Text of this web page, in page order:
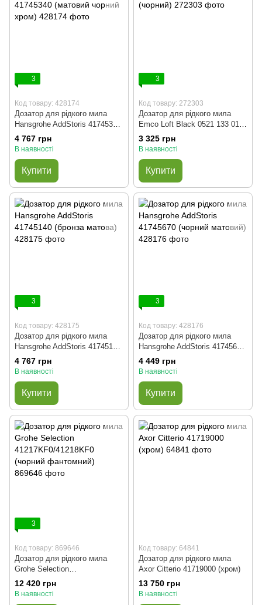
3
Код товару: 428174
Дозатор для рідкого мила
Hansgrohe AddStoris 41745340
(матовий чорний хром)
4 767 грн
В наявності
Купити
3
Код товару: 272303
Дозатор для рідкого мила
Emco Loft Black 0521 133 01
(чорний)
3 325 грн
В наявності
Купити
3
Код товару: 428175
Дозатор для рідкого мила
Hansgrohe AddStoris 41745140
(бронза матова)
4 767 грн
В наявності
Купити
3
Код товару: 428176
Дозатор для рідкого мила
Hansgrohe AddStoris 41745670
(чорний матовий)
4 449 грн
В наявності
Купити
3
Код товару: 869646
Дозатор для рідкого мила
Grohe Selection
41217KF0/41218KF0 (чорний
фантомний)
12 420 грн
В наявності
Код товару: 64841
Дозатор для рідкого мила
Axor Citterio 41719000 (хром)
13 750 грн
В наявності